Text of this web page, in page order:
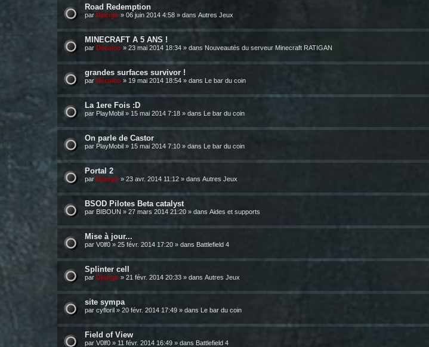
Road Redemption
par Django » 06 juin 2014 4:58 » dans Autres Jeux
MINECRAFT A 5 ANS !
par Décalco » 23 mai 2014 18:34 » dans Nouveautés du serveur Minecraft RATIGAN
grandes surfaces survivor !
par Décalco » 19 mai 2014 18:54 » dans Le bar du coin
La 1ere Fois :D
par PlayMobil » 15 mai 2014 7:18 » dans Le bar du coin
On parle de Castor
par PlayMobil » 15 mai 2014 7:10 » dans Le bar du coin
Portal 2
par Django » 23 avr. 2014 11:12 » dans Autres Jeux
BSOD Pilotes Beta catalyst
par BIBOUN » 27 mars 2014 21:20 » dans Aides et supports
Mise à jour...
par V0lf0 » 25 févr. 2014 17:20 » dans Battlefield 4
Splinter cell
par Django » 21 févr. 2014 20:33 » dans Autres Jeux
site sympa
par cyfloril » 20 févr. 2014 17:49 » dans Le bar du coin
Field of View
par V0lf0 » 11 févr. 2014 16:49 » dans Battlefield 4